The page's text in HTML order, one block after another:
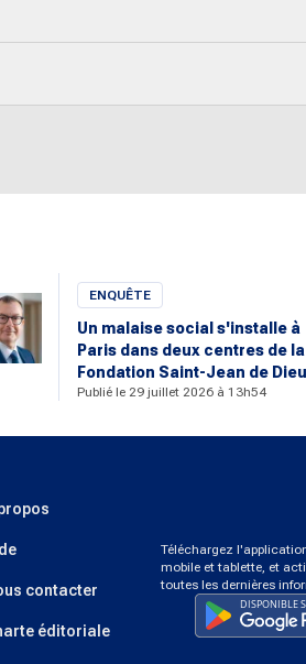
ENQUÊTE
Un malaise social s'installe à
Paris dans deux centres de la
Fondation Saint-Jean de Dieu
Publié le 29 juillet 2026 à 13h54
contacter
éditoriale
Téléchargez
mobile et tablette, et
toutes les dernières